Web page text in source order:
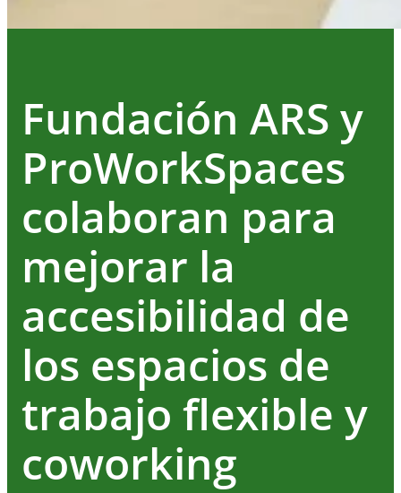
Fundación ARS y
ProWorkSpaces
colaboran para
mejorar la
accesibilidad de
los espacios de
trabajo flexible y
coworking